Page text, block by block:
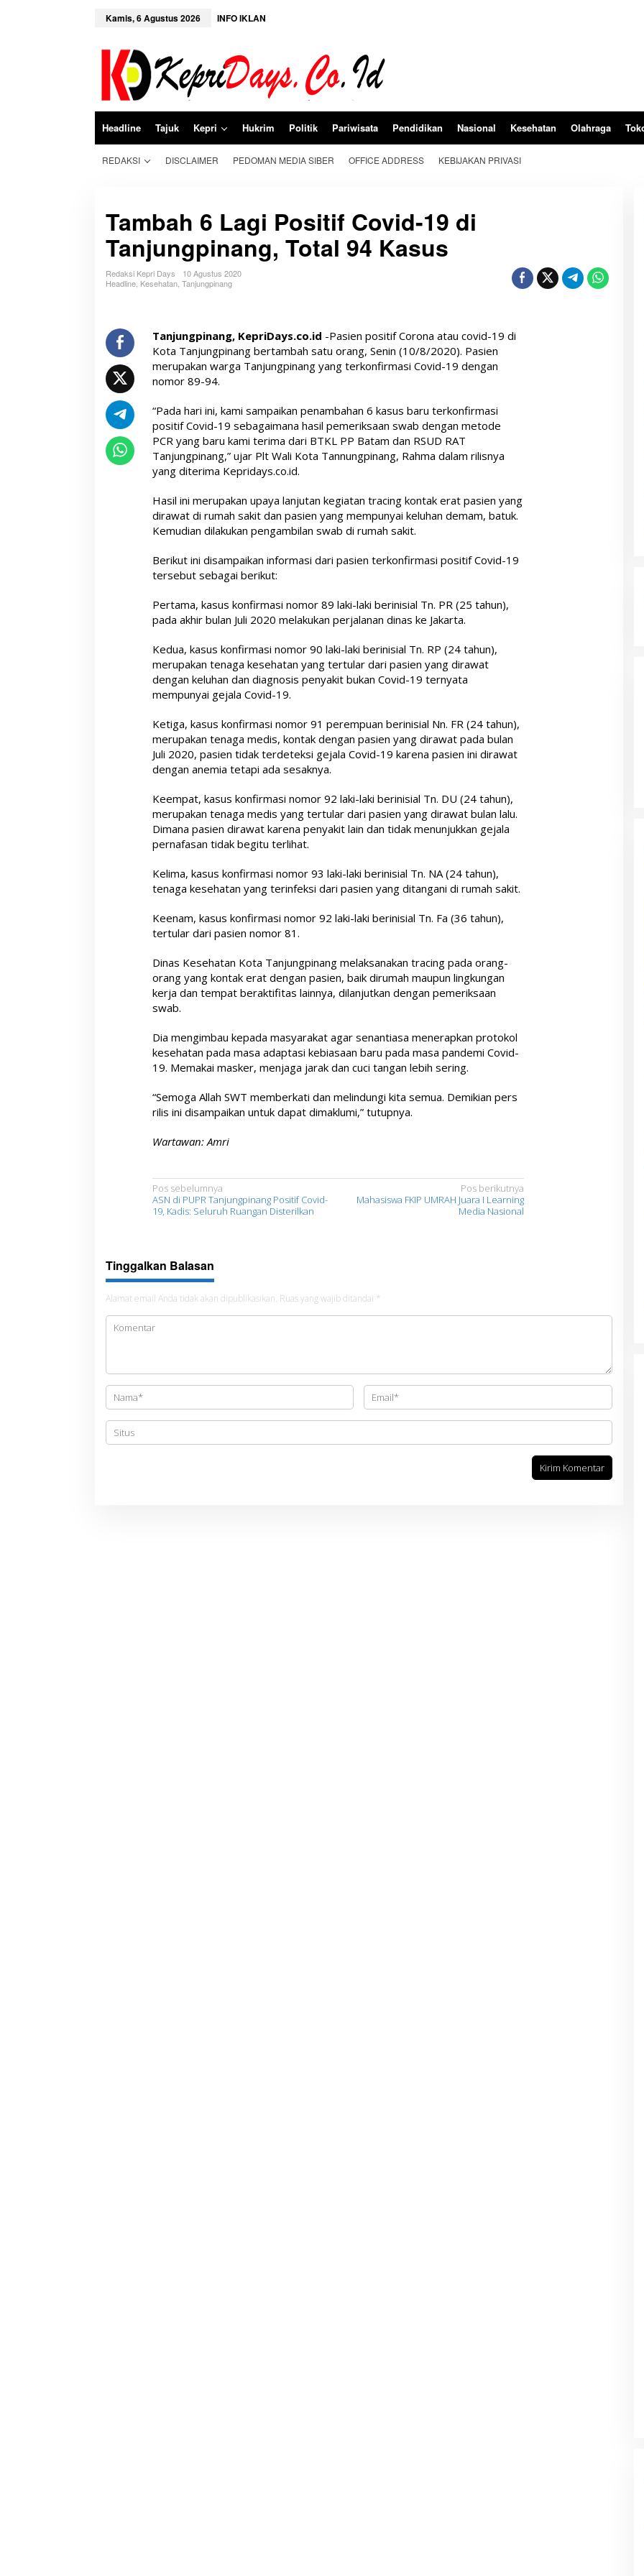
Kamis, 6 Agustus 2026 INFO IKLAN
Headline Tajuk Kepri Hukrim Politik Pariwisata Pendidikan Nasional Kesehatan Olahraga
REDAKSI DISCLAIMER PEDOMAN MEDIA SIBER OFFICE ADDRESS KEBIJAKAN PRIVASI
Tambah 6 Lagi Positif Covid-19 di
Tanjungpinang, Total 94 Kasus
Redaksi Kepri Days
10 Agustus 2020
Headline Kesehatan Tanjungpinang
Tanjungpinang, KepriDays.co.id -Pasien positif Corona atau covid-19 di
Kota Tanjungpinang bertambah satu orang, Senin (10/8/2020). Pasien
merupakan warga Tanjungpinang yang terkonfirmasi Covid-19 dengan
nomor 89-94.
“Pada hari ini, kami sampaikan penambahan 6 kasus baru terkonfirmasi
positif Covid-19 sebagaimana hasil pemeriksaan swab dengan metode
PCR yang baru kami terima dari BTKL PP Batam dan RSUD RAT
Tanjungpinang,” ujar Plt Wali Kota Tannungpinang, Rahma dalam rilisnya
yang diterima Kepridays.co.id.
Hasil ini merupakan upaya lanjutan kegiatan tracing kontak erat pasien yang
dirawat di rumah sakit dan pasien yang mempunyai keluhan demam, batuk.
Kemudian dilakukan pengambilan swab di rumah sakit.
Berikut ini disampaikan informasi dari pasien terkonfirmasi positif Covid-19
tersebut sebagai berikut:
Pertama, kasus konfirmasi nomor 89 laki-laki berinisial Tn. PR (25 tahun),
pada akhir bulan Juli 2020 melakukan perjalanan dinas ke Jakarta.
Kedua, kasus konfirmasi nomor 90 laki-laki berinisial Tn. RP (24 tahun),
merupakan tenaga kesehatan yang tertular dari pasien yang dirawat
dengan keluhan dan diagnosis penyakit bukan Covid-19 ternyata
mempunyai gejala Covid-19.
Ketiga, kasus konfirmasi nomor 91 perempuan berinisial Nn. FR (24 tahun),
merupakan tenaga medis, kontak dengan pasien yang dirawat pada bulan
Juli 2020, pasien tidak terdeteksi gejala Covid-19 karena pasien ini dirawat
dengan anemia tetapi ada sesaknya.
Keempat, kasus konfirmasi nomor 92 laki-laki berinisial Tn. DU (24 tahun),
merupakan tenaga medis yang tertular dari pasien yang dirawat bulan lalu.
Dimana pasien dirawat karena penyakit lain dan tidak menunjukkan gejala
pernafasan tidak begitu terlihat.
Kelima, kasus konfirmasi nomor 93 laki-laki berinisial Tn. NA (24 tahun),
tenaga kesehatan yang terinfeksi dari pasien yang ditangani di rumah sakit.
Keenam, kasus konfirmasi nomor 92 laki-laki berinisial Tn. Fa (36 tahun),
tertular dari pasien nomor 81.
Dinas Kesehatan Kota Tanjungpinang melaksanakan tracing pada orang-
orang yang kontak erat dengan pasien, baik dirumah maupun lingkungan
kerja dan tempat beraktifitas lainnya, dilanjutkan dengan pemeriksaan
swab.
Dia mengimbau kepada masyarakat agar senantiasa menerapkan protokol
kesehatan pada masa adaptasi kebiasaan baru pada masa pandemi Covid-
19. Memakai masker, menjaga jarak dan cuci tangan lebih sering.
“Semoga Allah SWT memberkati dan melindungi kita semua. Demikian pers
rilis ini disampaikan untuk dapat dimaklumi,” tutupnya.
Wartawan: Amri
N
a
g
a
s
i
o
s
Pos sebelumnya
ASN di PUPR Tanjungpinang Positif Covid-
19, Kadis: Seluruh Ruangan Disterilkan
Pos berikutnya
Mahasiswa FKIP UMRAH Juara I Learning
Media Nasional
Tinggalkan Balasan
Alamat email Anda tidak akan dipublikasikan. Ruas yang wajib ditandai *